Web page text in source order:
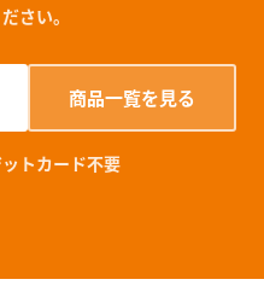
さい。
商品一覧を見る
トカード不要